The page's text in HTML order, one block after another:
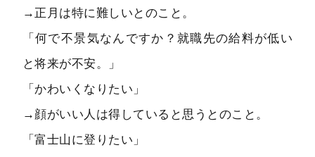
→正月は特に難しいとのこと。
「何で不景気なんですか？就職先の給料が低い
と将来が不安。」
「かわいくなりたい」
→顔がいい人は得していると思うとのこと。
「富士山に登りたい」